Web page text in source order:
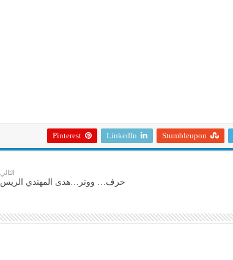
Stumbleupon
LinkedIn
Pinterest
التالي
حرف… ووتر…هدى المهتدي الريس